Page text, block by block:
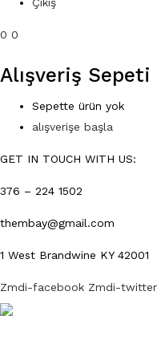
0 0
Alışveriş Sepeti
Sepette ürün yok
alışverişe başla
GET IN TOUCH WITH US:
376 – 224 1502
thembay@gmail.com
1 West Brandwine KY 42001
Zmdi-facebook Zmdi-twitter